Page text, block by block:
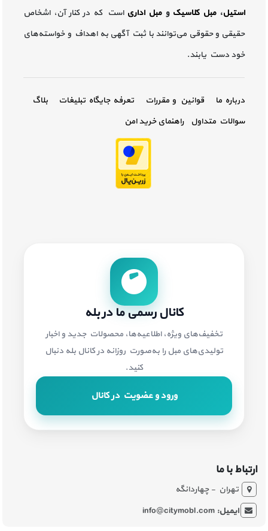
استیل،مبل کلاسیک ومبل اداری است که در کنار آن، اشخاص
حقیقی و حقوقی می‌توانند با ثبت آگهی به اهداف و خواسته‌های
خود دست یابند.
درباره ما قوانین و مقررات تعرفه جایگاه تبلیغات
بلاگ
سوالات متداول
راهنمای خرید امن
کانال رسمی ما در بله
تخفیف‌های ویژه، اطلاعیه‌ها، محصولات جدید و اخبار
تولیدی‌های مبل را به‌صورت روزانه در کانال بله دنبال
کنید.
ورود و عضویت در کانال
ارتباط با ما
تهران - چهاردانگه
ایمیل:info@citymobl.com